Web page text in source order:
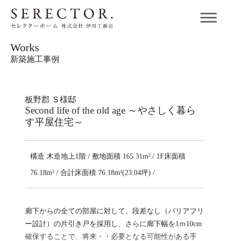
Works
新築施工事例
板野郡 Ｓ様邸
Second life of the old age ～やさしく暮ら
す平屋住宅～
構造 木造地上1階 / 敷地面積 165.31m² / 1F床面積
76.18m² / 合計床面積 76.18m²(23.04坪) /
廊下からの全ての部屋に対して、段差なし（バリアフリ
ー設計）の片引き戸を採用し、さらに廊下幅を1ｍ10cm
確保することで、将来・・必要となる可能性がある手